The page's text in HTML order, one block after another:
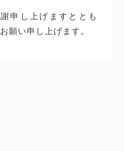
申し上げますととも
願い申し上げます。